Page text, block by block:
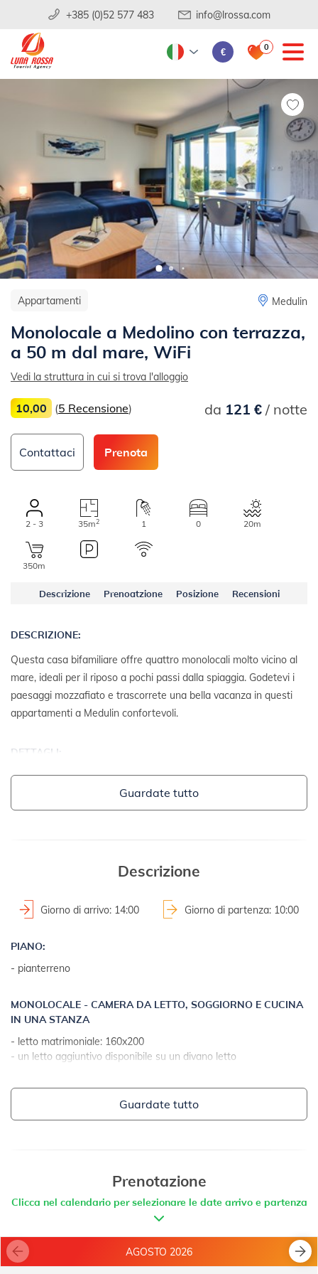
+385 (0)52 577 483 info@lrossa.com
€ 0
Appartamenti Medulin
Monolocale a Medolino con terrazza,
a 50 m dal mare, WiFi
Vedi la struttura in cui si trova l'alloggio
10,00 (5 Recensione) da 121 €/ notte
Contattaci Prenota
2 - 3 35m2 1 0 20m
350m
Descrizione Prenoatzione Posizione Recensioni
DESCRIZIONE:
Questa casa bifamiliare offre quattro monolocali molto vicino al
mare, ideali per il riposo a pochi passi dalla spiaggia. Godetevi i
paesaggi mozzafiato e trascorrete una bella vacanza in questi
appartamenti a Medulin confortevoli.
DETTAGLI:
- villetta bifamiliare
- anno costruzione: 2004
- anno ristrutturazione: 2015
TERRENI E STRUTTURE:
- parcheggio: 4
- terrazza prendisole
Guardate tutto
Descrizione
Giorno di arrivo: 14:00 Giorno di partenza: 10:00
PIANO:
- pianterreno
MONOLOCALE - CAMERA DA LETTO, SOGGIORNO E CUCINA
IN UNA STANZA
- letto matrimoniale: 160x200
- un letto aggiuntivo disponibile su un divano letto
- con vista mare
- tavolo e sedie per ogni persona
- numero di fiamme/piastre: 2
- macchina per caffe filtro con filtri
TERRAZZA
Guardate tutto
Prenotazione
Clicca nel calendario per selezionare le date arrivo e partenza
AGOSTO 2026